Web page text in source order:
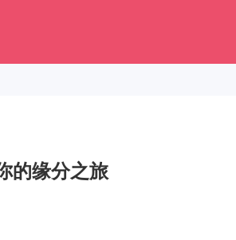
的缘分之旅